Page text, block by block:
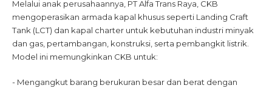
Melalui anak perusahaannya, PT Alfa Trans Raya, CKB
mengoperasikan armada kapal khusus seperti Landing Craft
Tank (LCT) dan kapal charter untuk kebutuhan industri minyak
dan gas, pertambangan, konstruksi, serta pembangkit listrik.
Model ini memungkinkan CKB untuk:
- Mengangkut barang berukuran besar dan berat dengan